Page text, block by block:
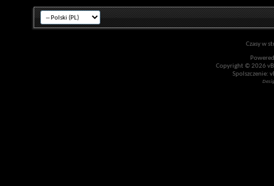
Czasy w
Copyright © 2026
Spolszczenie: